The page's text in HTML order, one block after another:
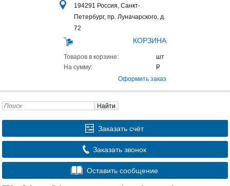
194291 Россия, Санкт-
Петербург, пр. Луначарского, д.
72
КОРЗИНА
Товаров в корзине:
На сумму:
Оформить заказ
Найти
Заказать счёт
Заказать звонок
Оставить сообщение